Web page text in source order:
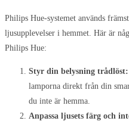
Philips Hue-systemet används
ljusupplevelser i hemmet. Här är
Philips Hue:
Styr din belysning trådlöst:
lamporna direkt från din
du inte är hemma.
Anpassa ljusets färg och